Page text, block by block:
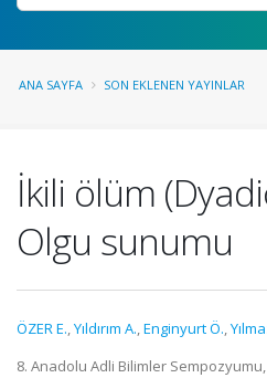
ANA SAYFA SON EKLENEN YAYINLAR
İkili ölüm
Olgu sunumu
ÖZER E.,Yıldırım A.,Enginyurt Ö.,
8. Anadolu Adli Bilimler